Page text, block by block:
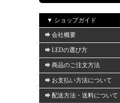
▼ ショップガイド
会社概要
LEDの選び方
商品のご注文方法
お支払い方法について
配送方法・送料について